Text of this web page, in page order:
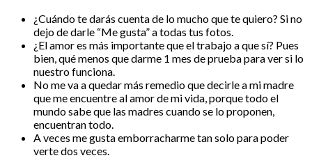
¿Cuándo te darás cuenta de lo mucho que te quiero? Si no
dejo de darle “Me gusta” a todas tus fotos.
¿El amor es más importante que el trabajo a que sí? Pues
bien, qué menos que darme 1 mes de prueba para ver si lo
nuestro funciona.
No me va a quedar más remedio que decirle a mi madre
que me encuentre al amor de mi vida, porque todo el
mundo sabe que las madres cuando se lo proponen,
encuentran todo.
A veces me gusta emborracharme tan solo para poder
verte dos veces.